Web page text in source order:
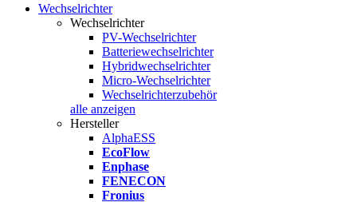
Wechselrichter
Wechselrichter
PV-Wechselrichter
Batteriewechselrichter
Hybridwechselrichter
Micro-Wechselrichter
Wechselrichterzubehör
alle anzeigen
Hersteller
AlphaESS
EcoFlow
Enphase
FENECON
Fronius